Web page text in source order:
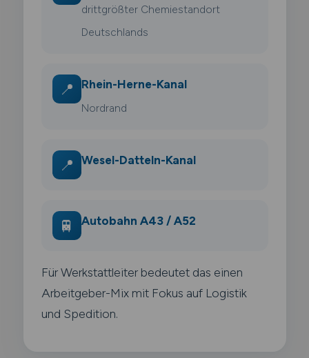
drittgrößter Chemiestandort
Deutschlands
📍 Rhein-Herne-Kanal
Nordrand
📍 Wesel-Datteln-Kanal
🚆 Autobahn A43 / A52
Für Werkstattleiter bedeutet das einen
Arbeitgeber-Mix mit Fokus auf Logistik
und Spedition.